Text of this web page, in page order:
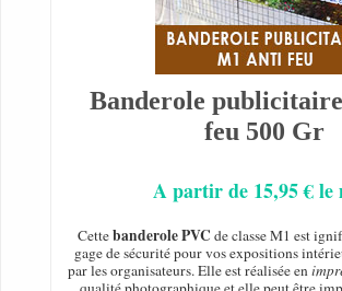
Banderole
feu 500 Gr
A partir de 15,95 € le
Cettebanderole PVC de classe M1 est
gage de sécurité pour vos expositions
par les organisateurs. Elle est réalisée en